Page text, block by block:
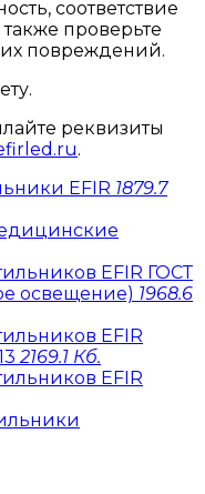
соответствие
проверьте
повреждений.
реквизиты
.
EFIR 1879.7
EFIR ГОСТ
освещение) 1968.6
EFIR
2169.1 Кб.
EFIR